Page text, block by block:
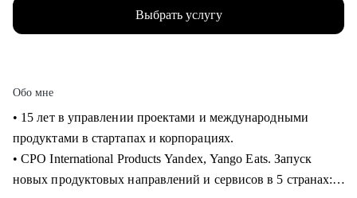
Выбрать услугу
Обо мне
• 15 лет в управлении проектами и международными
продуктами в стартапах и корпорациях.
• CPO International Products Yandex, Yango Eats. Запуск
новых продуктовых направлений и сервисов в 5 странах: